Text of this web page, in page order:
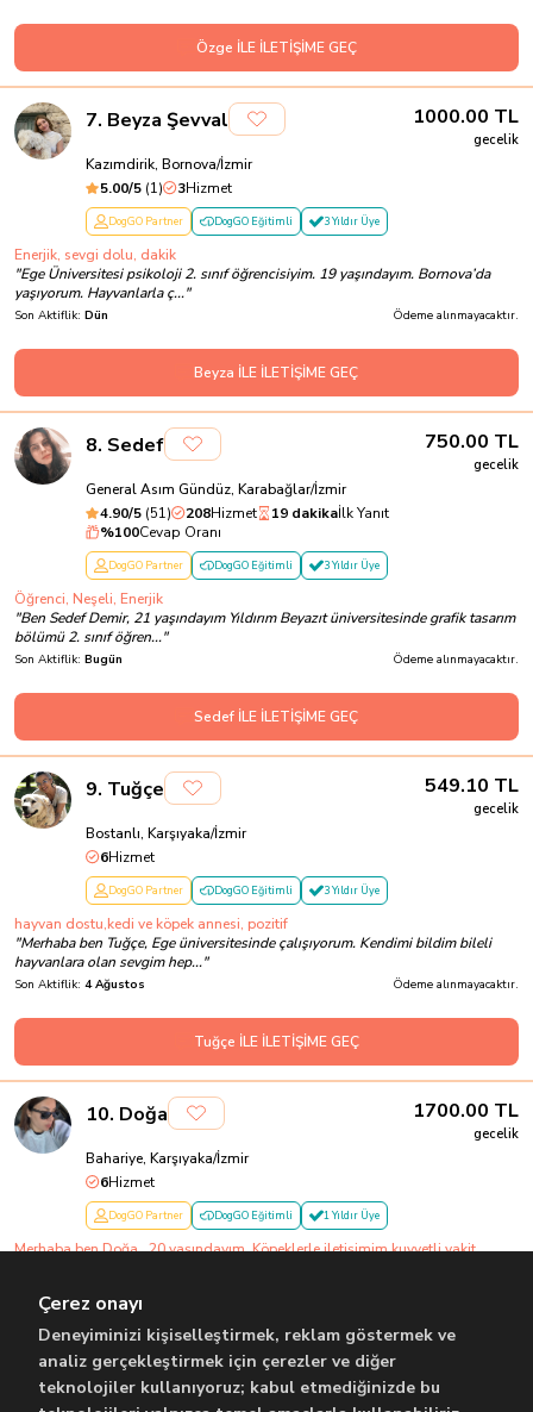
Özge İLE İLETİŞİME GEÇ
7. Beyza Şevval 1000.00 TL
gecelik
Kazımdirik, Bornova/İzmir
5.00/5 (1) 3Hizmet
DogGO Partner DogGO Eğitimli 3 Yıldır Üye
Enerjik, sevgi dolu, dakik
"Ege Üniversitesi psikoloji 2. sınıf öğrencisiyim. 19 yaşındayım. Bornova’da
yaşıyorum. Hayvanlarla ç..."
Son Aktiflik: Dün Ödeme alınmayacaktır.
Beyza İLE İLETİŞİME GEÇ
8. Sedef 750.00 TL
gecelik
General Asım Gündüz, Karabağlar/İzmir
4.90/5 (51) 208Hizmet 19 dakikaİlk Yanıt
%100Cevap Oranı
DogGO Partner DogGO Eğitimli 3 Yıldır Üye
Öğrenci, Neşeli, Enerjik
"Ben Sedef Demir, 21 yaşındayım Yıldırım Beyazıt üniversitesinde grafik tasarım
bölümü 2. sınıf öğren..."
Son Aktiflik: Bugün Ödeme alınmayacaktır.
Sedef İLE İLETİŞİME GEÇ
9. Tuğçe 549.10 TL
gecelik
Bostanlı, Karşıyaka/İzmir
6Hizmet
DogGO Partner DogGO Eğitimli 3 Yıldır Üye
hayvan dostu,kedi ve köpek annesi, pozitif
"Merhaba ben Tuğçe, Ege üniversitesinde çalışıyorum. Kendimi bildim bileli
hayvanlara olan sevgim hep..."
Son Aktiflik: 4 Ağustos Ödeme alınmayacaktır.
Tuğçe İLE İLETİŞİME GEÇ
10. Doğa 1700.00 TL
gecelik
Bahariye, Karşıyaka/İzmir
6Hizmet
DogGO Partner DogGO Eğitimli 1 Yıldır Üye
Merhaba ben Doğa . 20 yaşındayım. Köpeklerle iletişimim kuvvetli vakit
seviyorum. Küçüklüğümden...
Son Aktiflik: 1 Ağustos Ödeme alınmayacaktır.
Doğa İLE İLETİŞİME GEÇ
Çerez onayı
Deneyiminizi kişiselleştirmek, reklam göstermek ve
analiz gerçekleştirmek için çerezler ve diğer
teknolojiler kullanıyoruz; kabul etmediğinizde bu